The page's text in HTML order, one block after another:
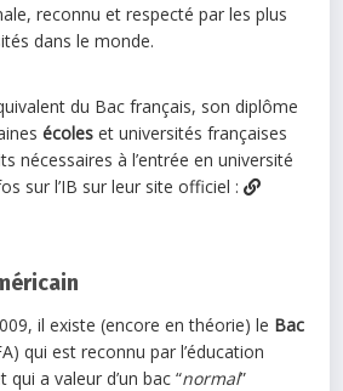
reconnu et respecté par les plus
dans le monde.
du Bac français, son diplôme
écoles et universités françaises
nécessaires à l’entrée en université
sur l’IB sur leur site officiel :
il existe (encore en théorie) le Bac
qui est reconnu par l’éducation
a valeur d’un bac “normal”